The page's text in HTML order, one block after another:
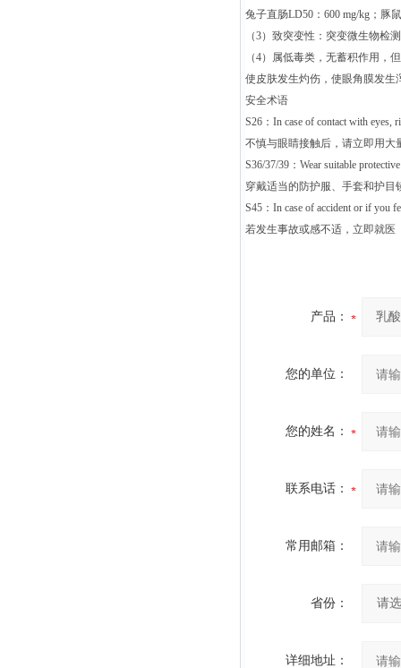
兔子直肠LD50：600 mg/kg；豚
（3）致突变性：突变微生物检
（4）属低毒类，无蓄积作用，
使皮肤发生灼伤，使眼角膜发生
安全术语
S26：In case of contact with eyes,
不慎与眼睛接触后，请立即用大
S36/37/39：Wear suitable
穿戴适当的防护服、手套和护目
S45：In case of accident or if you
若发生事故或感不适，立即就医
产品：
您的单位：
您的姓名：
联系电话：
常用邮箱：
省份：
详细地址：